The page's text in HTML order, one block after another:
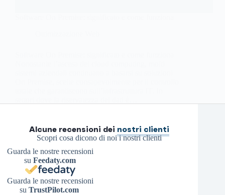
Alcune recensioni dei nostri clienti
Scopri cosa dicono di noi i nostri clienti
Guarda le nostre recensioni
suFeedaty.com
Guarda le nostre recensioni
su TrustPilot.com